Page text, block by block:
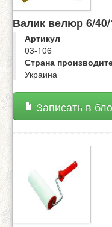
Валик велюр 6/
Артикул
03-106
Страна
Украина
Записать в